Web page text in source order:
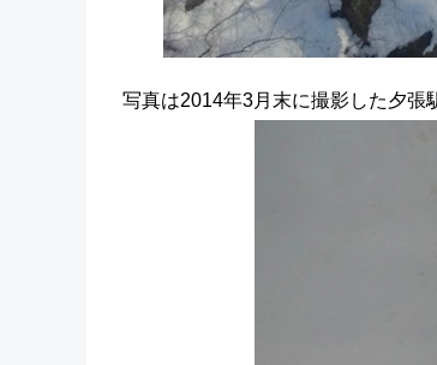
写真は2014年3月末に撮影した夕張